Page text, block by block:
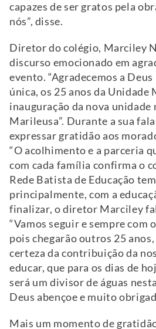
capazes de ser gratos pela
nós”, disse.
Diretor do colégio, Marciley
discurso emocionado em
evento. “Agradecemos a
única, os 25 anos da Unidade
inauguração da nova unidade
Marileusa”. Durante a sua
expressar gratidão aos
“O acolhimento e a parceria
com cada família confirma o
Rede Batista de Educação
principalmente, com a
finalizar, o diretor Marciley
“Vamos seguir e sempre com
pois chegarão outros 25 anos,
certeza da contribuição da
educar, que para os dias de
será um divisor de águas
Deus abençoe e muito
Mais um momento de